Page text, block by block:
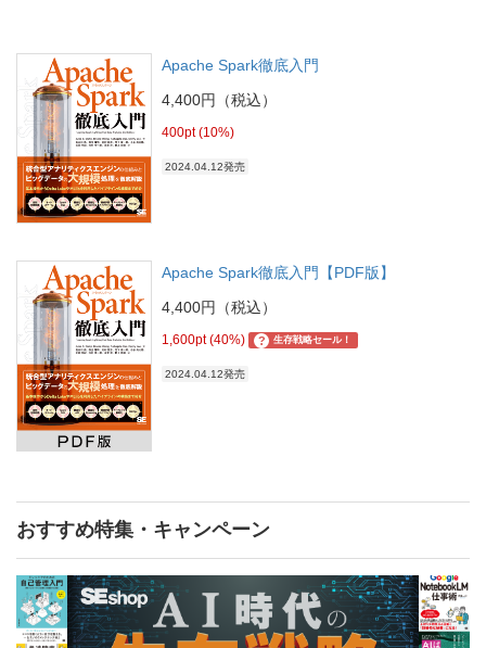
Apache Spark徹底入門
4,400円（税込）
400pt (10%)
2024.04.12発売
Apache Spark徹底入門【PDF版】
4,400円（税込）
1,600pt (40%) ? 生存戦略セール！
2024.04.12発売
おすすめ特集・キャンペーン